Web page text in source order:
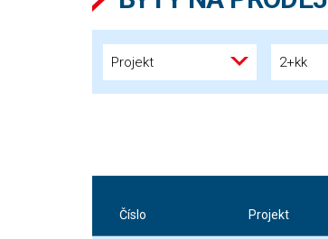
Projekt 2+kk
Číslo Projekt